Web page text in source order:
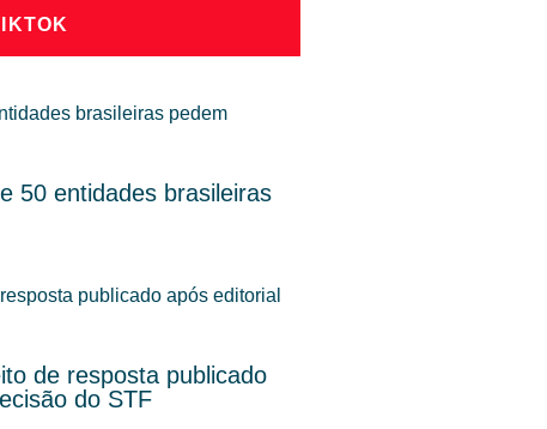
50 entidades brasileiras
de resposta publicado
do STF